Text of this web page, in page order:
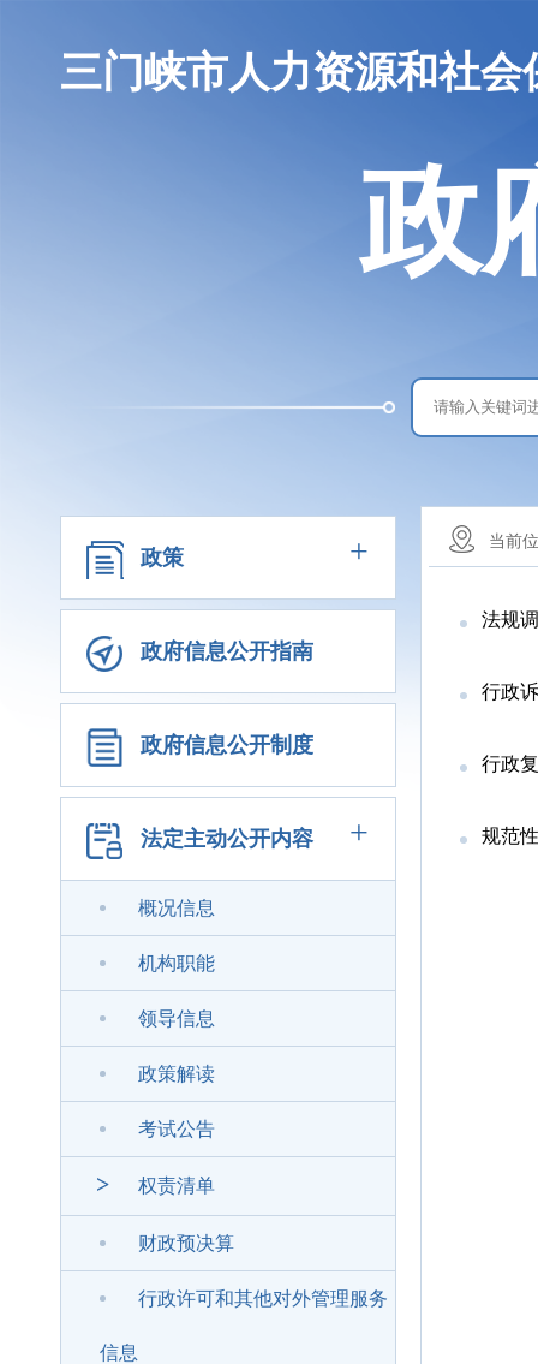
三门峡市人力资源和社会
政
政策 +
政府信息公开指南
政府信息公开制度
法定主动公开内容 +
概况信息
机构职能
领导信息
政策解读
考试公告
> 权责清单
财政预决算
行政许可和其他对外管理服务
信息
当前
法规
行政
行政
规范